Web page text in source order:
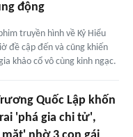
động
truyền hình về Kỷ Hiểu
đề cập đến và cũng khiến
khảo cổ vô cùng kinh ngạc.
Quốc Lập khốn
'phá gia chi tử',